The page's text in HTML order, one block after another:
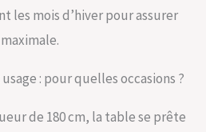
à la pluie et au
temps, pour une
maximale.
STRUCTURE
– FACILE À RANGER
les mois d’hiver pour assurer
: pour quelles occasions ?
de 180 cm, la table se prête